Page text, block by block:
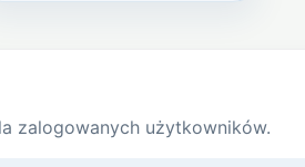
zalogowanych użytkowników.